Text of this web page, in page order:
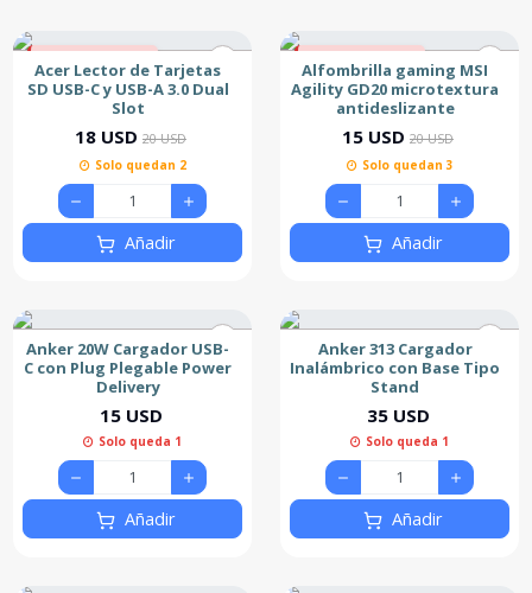
10% de descuento
Nuevo
Acer Lector de Tarjetas
SD USB-C y USB-A 3.0 Dual
Slot
18 USD 20 USD
Solo quedan 2
Añadir
Anker 20W Cargador USB-
C con Plug Plegable Power
Delivery
15 USD
Solo queda 1
Añadir
25% de descuento
Alfombrilla gaming MSI
Agility GD20 microtextura
antideslizante
15 USD 20 USD
Solo quedan 3
Añadir
Anker 313 Cargador
Inalámbrico con Base Tipo
Stand
35 USD
Solo queda 1
Añadir